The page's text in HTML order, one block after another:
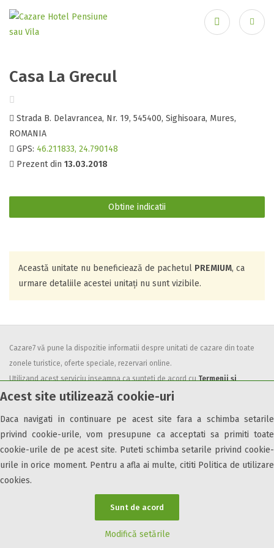
Acest site utilizează cookie-uri
Daca navigati in continuare pe acest site fara a schimba setarile
privind cookie-urile, vom presupune ca acceptati sa primiti toate
cookie-urile de pe acest site. Puteti schimba setarile privind cookie-
urile in orice moment. Pentru a afla ai multe, cititi Politica de utilizare
cookies.
Sunt de acord
Modifică setările
Casa La Grecul
Strada B. Delavrancea, Nr. 19, 545400, Sighisoara, Mures,
ROMANIA
GPS: 46.211833, 24.790148
Prezent din 13.03.2018
Obtine indicatii
Această unitate nu beneficiează de pachetul PREMIUM, ca
urmare detaliile acestei unitați nu sunt vizibile.
Cazare7 vă pune la dispozitie informatii despre unitati de cazare din toate
zonele turistice, oferte speciale, rezervari online.
Utilizand acest serviciu inseamna ca sunteti de acord cuTermenii și
condițiilede utilizare.
© 2026 Cazare7. Toate drepturile rezervate.
Informații utile Parteneri Cazare7